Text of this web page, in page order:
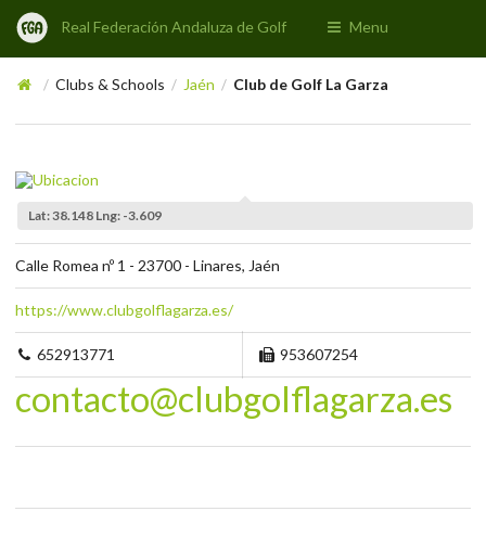
Real Federación Andaluza de Golf Menu
/ Clubs & Schools / Jaén / Club de Golf La Garza
Lat: 38.148 Lng: -3.609
Calle Romea nº 1 - 23700 - Linares, Jaén
https://www.clubgolflagarza.es/
652913771 953607254
contacto@clubgolflagarza.es